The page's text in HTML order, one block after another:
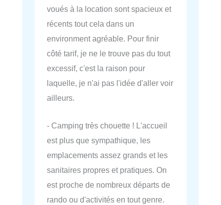
voués à la location sont spacieux et
récents tout cela dans un
environment agréable. Pour finir
côté tarif, je ne le trouve pas du tout
excessif, c'est la raison pour
laquelle, je n'ai pas l'idée d'aller voir
ailleurs.
- Camping très chouette ! L'accueil
est plus que sympathique, les
emplacements assez grands et les
sanitaires propres et pratiques. On
est proche de nombreux départs de
rando ou d'activités en tout genre.